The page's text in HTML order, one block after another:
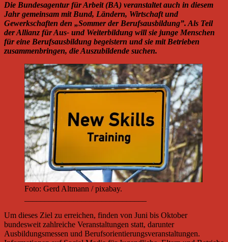
Die Bundesagentur für Arbeit (BA) veranstaltet auch in diesem
Jahr gemeinsam mit Bund, Ländern, Wirtschaft und
Gewerkschaften den „Sommer der Berufsausbildung”. Als Teil
der Allianz für Aus- und Weiterbildung will sie junge Menschen
für eine Berufsausbildung begeistern und sie mit Betrieben
zusammenbringen, die Auszubildende suchen.
Foto: Gerd Altmann / pixabay.
Um dieses Ziel zu erreichen, finden von Juni bis Oktober
bundesweit zahlreiche Veranstaltungen statt, darunter
Ausbildungsmessen und Berufsorientierungsveranstaltungen.